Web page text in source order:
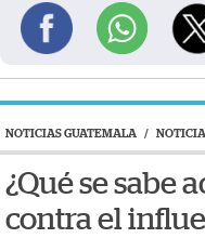
NOTICIAS GUATEMALA /
¿Qué se sabe
contra el